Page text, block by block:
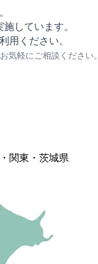
施しています。
用ください。
気軽にご相談ください。
関東・茨城県